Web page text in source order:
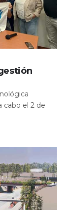
cabo el 2 de